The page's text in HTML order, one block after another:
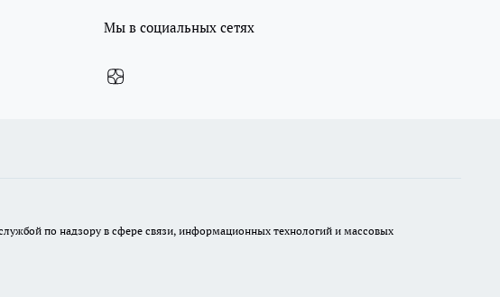
Мы в социальных сетях
по надзору в сфере связи, информационных технологий и массовых